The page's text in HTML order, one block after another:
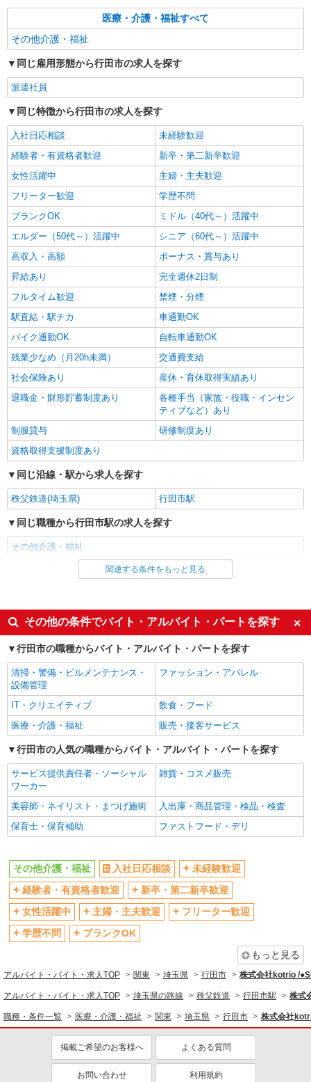
医療・介護・福祉すべて
その他介護・福祉
同じ雇用形態から行田市の求人を探す
派遣社員
同じ特徴から行田市の求人を探す
入社日応相談
未経験歓迎
経験者・有資格者歓迎
新卒・第二新卒歓迎
女性活躍中
主婦・主夫歓迎
フリーター歓迎
学歴不問
ブランクOK
ミドル（40代～）活躍中
エルダー（50代～）活躍中
シニア（60代～）活躍中
高収入・高額
ボーナス・賞与あり
昇給あり
完全週休2日制
フルタイム歓迎
禁煙・分煙
駅直結・駅チカ
車通勤OK
バイク通勤OK
自転車通勤OK
残業少なめ（月20h未満）
交通費支給
社会保険あり
産休・育休取得実績あり
退職金・財形貯蓄制度あり
各種手当（家族・役職・インセン
ティブなど）あり
制服貸与
研修制度あり
資格取得支援制度あり
同じ沿線・駅から求人を探す
秩父鉄道(埼玉県) 行田市駅
同じ職種から行田市駅の求人を探す
その他介護・福祉
同じ雇用形態から行田市駅の求人を探す
同じ特徴から行田市駅の求人を探す
入社日応相談
未経験歓迎
経験者・有資格者歓迎
新卒・第二新卒歓迎
女性活躍中
フリーター歓迎
学歴不問
ブランクOK
ミドル（40代～）活躍中
エルダー（50代～）活躍中
シニア（60代～）活躍中
高収入・高額
ボーナス・賞与あり
昇給あり
フルタイム歓迎
禁煙・分煙
駅直結・駅チカ
車通勤OK
残業少なめ（月20h未満）
交通費支給
社会保険あり
産休・育休取得実績あり
退職金・財形貯蓄制度あり
各種手当（家族・役職・インセン
ティブなど）あり
制服貸与
同じ職種から求人を探す
同じ特徴から求人を探す
ミドル（40代～）活躍中
ボーナス・賞与あり
車通勤OK
関連する条件をもっと見る
その他の条件でバイト・アルバイト・パートを探す
行田市の職種からバイト・アルバイト・パートを探す
清掃・警備・ビルメンテナンス・
設備管理
ファッション・アパレル
IT・クリエイティブ
飲食・フード
医療・介護・福祉
販売・接客サービス
行田市の人気の職種からバイト・アルバイト・パートを探す
サービス提供責任者・ソーシャル
ワーカー
雑貨・コスメ販売
美容師・ネイリスト・まつげ施術
入出庫・商品管理・検品・検査
保育士・保育補助
ファストフード・デリ
その他介護・福祉 入社日応相談
未経験歓迎
経験者・有資格者歓迎
新卒・第二新卒歓迎
女性活躍中
主婦・主夫歓迎
フリーター歓迎
学歴不問
ブランクOK
もっと見る
アルバイト・バイト・求人TOP 関東 埼玉県 行田市 株式会社kotrio /
アルバイト・バイト・求人TOP 埼玉県の路線 秩父鉄道 行田市駅 株式
職種・条件一覧 医療・介護・福祉 関東 埼玉県 行田市 株式会社
掲載ご希望のお客様へ よくある質問
お問い合わせ 利用規約